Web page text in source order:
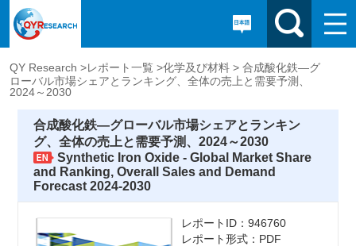
QY Research >レポート一覧 >化学及び材料 > 合成酸化鉄―グ
ローバル市場シェアとランキング、全体の売上と需要予測、
2024～2030
合成酸化鉄―グローバル市場シェアとランキン
グ、全体の売上と需要予測、2024～2030
Synthetic Iron Oxide - Global Market Share
and Ranking, Overall Sales and Demand
Forecast 2024-2030
レポートID：946760
レポート形式：PDF